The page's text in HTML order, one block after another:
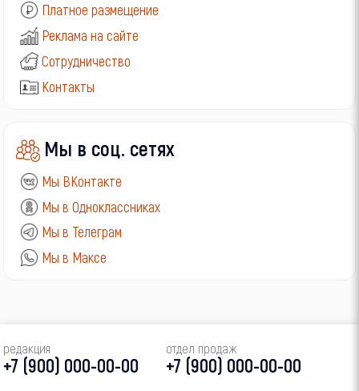
Платное размещение
Реклама на сайте
Сотрудничество
Контакты
Мы в соц. сетях
Мы ВКонтакте
Мы в Одноклассниках
Мы в Телеграм
Мы в Максе
редакция
+7 (900) 000-00-00
отдел продаж
+7 (900) 000-00-00